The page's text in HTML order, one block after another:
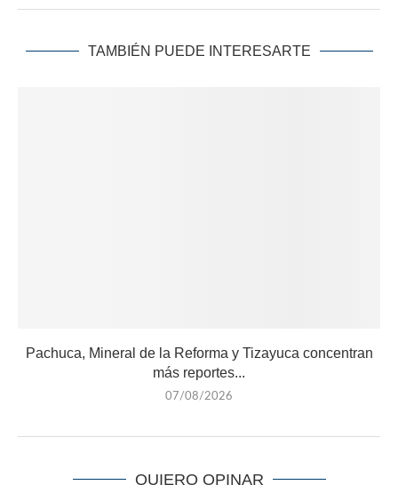
TAMBIÉN PUEDE INTERESARTE
Pachuca, Mineral de la Reforma y Tizayuca concentran
más reportes...
07/08/2026
QUIERO OPINAR